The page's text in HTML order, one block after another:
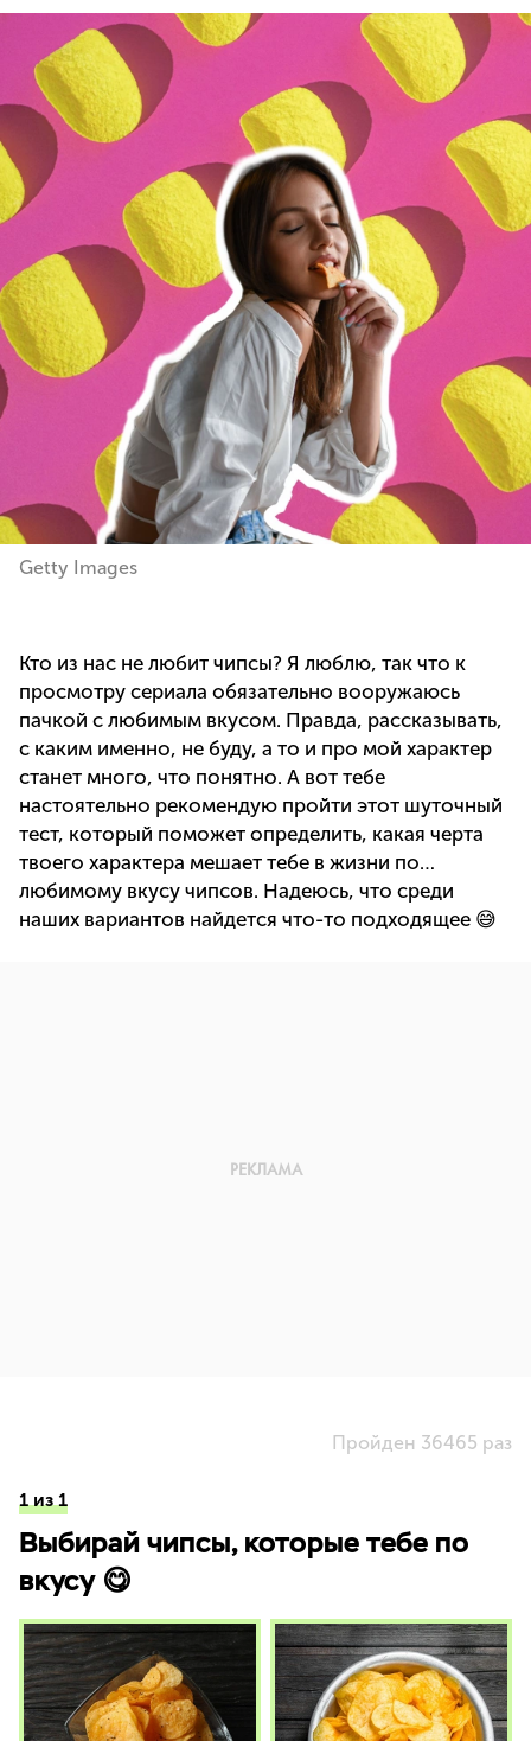
Getty Images
Кто из нас не любит чипсы? Я люблю, так что к
просмотру сериала обязательно вооружаюсь
пачкой с любимым вкусом. Правда, рассказывать,
с каким именно, не буду, а то и про мой характер
станет много, что понятно. А вот тебе
настоятельно рекомендую пройти этот шуточный
тест, который поможет определить, какая черта
твоего характера мешает тебе в жизни по…
любимому вкусу чипсов. Надеюсь, что среди
наших вариантов найдется что-то подходящее 😅
Пройден 36465 раз
1 из 1
Выбирай чипсы, которые тебе по
вкусу 😋